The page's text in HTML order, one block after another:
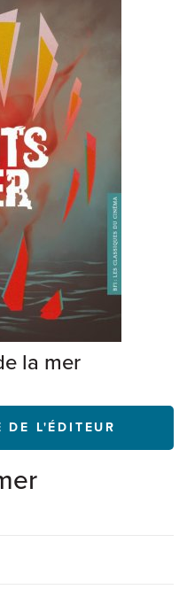
la mer
DE L'ÉDITEUR